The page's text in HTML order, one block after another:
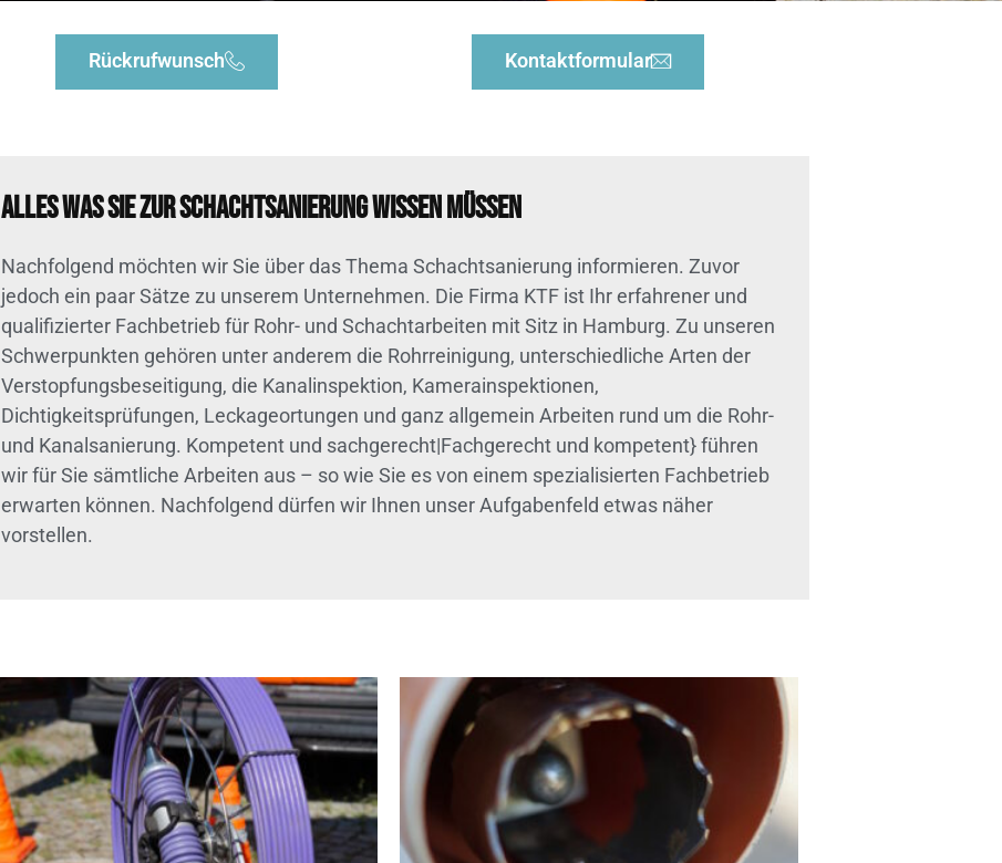
Rückrufwunsch Kontaktformular
Alles was Sie zur Schachtsanierung wissen müssen
Nachfolgend möchten wir Sie über das Thema Schachtsanierung informieren. Zuvor
jedoch ein paar Sätze zu unserem Unternehmen. Die Firma KTF ist Ihr erfahrener und
qualifizierter Fachbetrieb für Rohr- und Schachtarbeiten mit Sitz in Hamburg. Zu unseren
Schwerpunkten gehören unter anderem die Rohrreinigung, unterschiedliche Arten der
Verstopfungsbeseitigung, die Kanalinspektion, Kamerainspektionen,
Dichtigkeitsprüfungen, Leckageortungen und ganz allgemein Arbeiten rund um die Rohr-
und Kanalsanierung. Kompetent und sachgerecht|Fachgerecht und kompetent} führen
wir für Sie sämtliche Arbeiten aus – so wie Sie es von einem spezialisierten Fachbetrieb
erwarten können. Nachfolgend dürfen wir Ihnen unser Aufgabenfeld etwas näher
vorstellen.